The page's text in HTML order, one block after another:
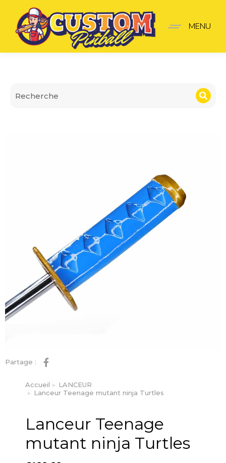
Lanceur Teenage
MENU
Partage :
Vous êtes ici :
Accueil
LANCEUR
Lanceur Teenage mutant ninja Turtles
Lanceur Teenage
mutant ninja Turtles